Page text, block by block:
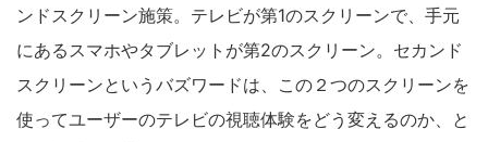
ンドスクリーン施策。テレビが第1のスクリーンで、手元
にあるスマホやタブレットが第2のスクリーン。セカンド
スクリーンというバズワードは、この２つのスクリーンを
使ってユーザーのテレビの視聴体験をどう変えるのか、と